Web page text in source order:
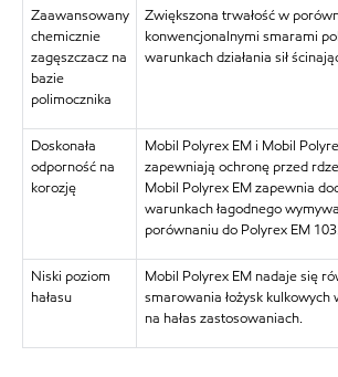
Zaawansowany
chemicznie
zagęszczacz na
bazie
polimocznika
Zwiększona trwałość w
konwencjonalnymi smarami
warunkach działania sił
Doskonała
odporność na
korozję
Mobil Polyrex EM i Mobil
zapewniają ochronę przed
Mobil Polyrex EM zapewnia
warunkach łagodnego
porównaniu do Polyrex EM
Niski poziom
hałasu
Mobil Polyrex EM nadaje się
smarowania łożysk
na hałas zastosowaniach.